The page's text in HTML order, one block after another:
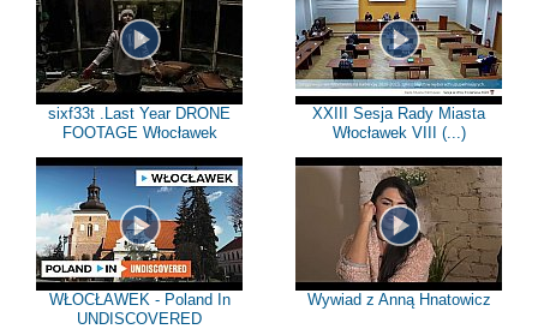
sixf33t .Last Year DRONE
FOOTAGE Włocławek
XXIII Sesja Rady Miasta
Włocławek VIII (...)
WŁOCŁAWEK - Poland In
UNDISCOVERED
Wywiad z Anną Hnatowicz